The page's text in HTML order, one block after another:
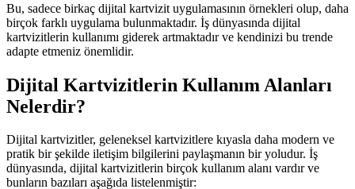
Bu, sadece birkaç dijital kartvizit uygulamasının örnekleri olup, daha
birçok farklı uygulama bulunmaktadır. İş dünyasında dijital
kartvizitlerin kullanımı giderek artmaktadır ve kendinizi bu trende
adapte etmeniz önemlidir.
Dijital Kartvizitlerin Kullanım Alanları
Nelerdir?
Dijital kartvizitler, geleneksel kartvizitlere kıyasla daha modern ve
pratik bir şekilde iletişim bilgilerini paylaşmanın bir yoludur. İş
dünyasında, dijital kartvizitlerin birçok kullanım alanı vardır ve
bunların bazıları aşağıda listelenmiştir: